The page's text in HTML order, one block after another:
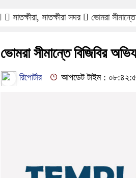
সাতক্ষীরা, সাতক্ষীরা সদর ভোমরা
ভোমরা সীমান্তে বিজিবির
রিপোর্টার আপডেট টাইম :